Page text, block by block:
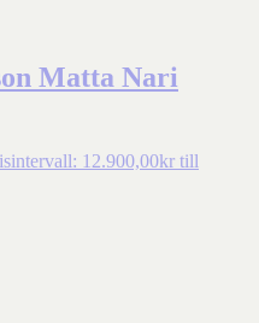
Matta Nari
12.900,00kr till